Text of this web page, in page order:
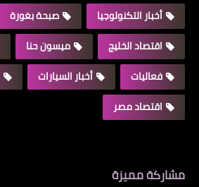
أخبار التكنولوجيا
صبحة بغورة
اقتصاد الخليج
ميسون حنا
فعاليات
أخبار السيارات
اقتصاد مصر
مشاركة مميزة